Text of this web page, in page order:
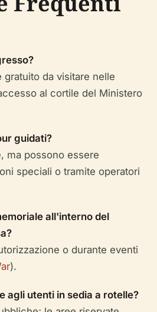
gratuito da visitare nelle
al cortile del Ministero
guidati?
ma possono essere
speciali o tramite operatori
all'interno del
o durante eventi
).
agli utenti in sedia a rotelle?